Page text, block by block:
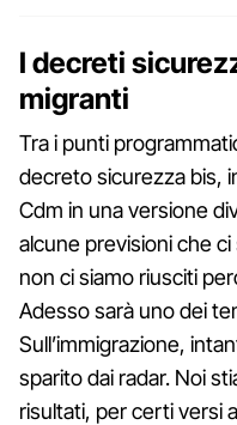
I decreti
migranti
Tra i punti
decreto sicurezza bis,
Cdm in una versione
alcune previsioni che
non ci siamo riusciti
Adesso sarà uno dei
Sull’immigrazione,
sparito dai radar. Noi
risultati, per certi versi